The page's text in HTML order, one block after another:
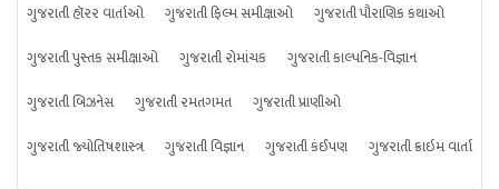
ગુજરાતી હૉરર વાર્તાઓ
ગુજરાતી ફિલ્મ સમીક્ષાઓ
ગુજરાતી પૌરાણિક કથાઓ
ગુજરાતી પુસ્તક સમીક્ષાઓ
ગુજરાતી રોમાંચક
ગુજરાતી કાલ્પનિક-વિજ્ઞાન
ગુજરાતી બિઝનેસ
ગુજરાતી રમતગમત
ગુજરાતી પ્રાણીઓ
ગુજરાતી જ્યોતિષશાસ્ત્ર
ગુજરાતી વિજ્ઞાન ગુજરાતી કંઈપણ ગુજરાતી ક્રાઇમ વાર્તા